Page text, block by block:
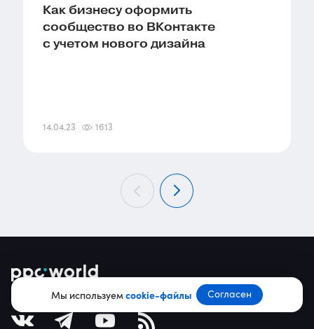
Мы используемcookie-файлы Согласен
Как бизнесу оформить
сообщество во ВКонтакте
с учетом нового дизайна
14.04.23 1613